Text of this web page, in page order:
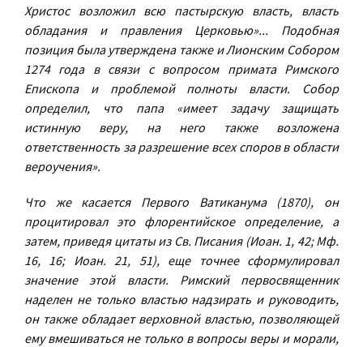
Христос возложил всю пастырскую власть, власть
обладания и правления Церковью»... Подобная
позиция была утверждена также и Лионским Собором
1274 года в связи с вопросом примата Римского
Епископа и проблемой полноты власти. Собор
определил, что папа «имеет задачу защищать
истинную веру, на него также возложена
ответственность за разрешение всех споров в области
вероучения».
Что же касается Первого Ватиканума (1870), он
процитировал это флорентийское определение, а
затем, приведя цитаты из Св. Писания (Иоан. 1, 42; Мф.
16, 16; Иоан. 21, 51), еще точнее сформулировал
значение этой власти. Римский первосвященник
наделен не только властью надзирать и руководить,
он также обладает верховной властью, позволяющей
ему вмешиваться не только в вопросы веры и морали,